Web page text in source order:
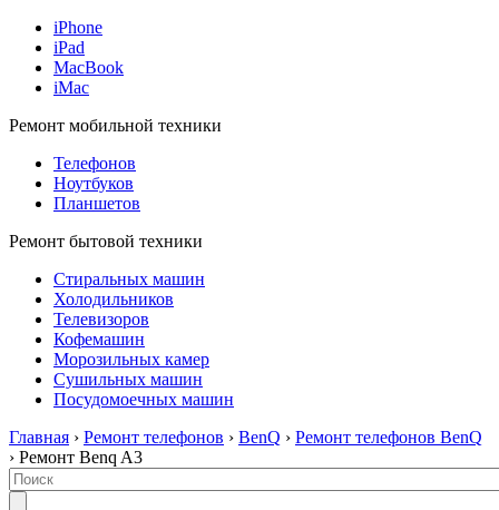
iPhone
iPad
MacBook
iMac
Ремонт мобильной техники
Телефонов
Ноутбуков
Планшетов
Ремонт бытовой техники
Стиральных машин
Холодильников
Телевизоров
Кофемашин
Морозильных камер
Сушильных машин
Посудомоечных машин
Главная › Ремонт телефонов › BenQ › Ремонт телефонов BenQ
› Ремонт Benq A3